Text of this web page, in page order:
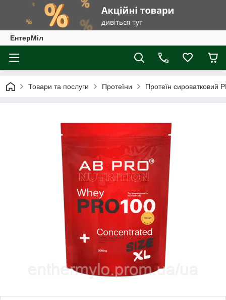
ЕнтерМіл
Товари та послуги Протеїни Протеїн сироватковий